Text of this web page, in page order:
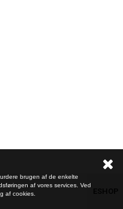
brugen af de enkelte
af vores services. Ved
af cookies.